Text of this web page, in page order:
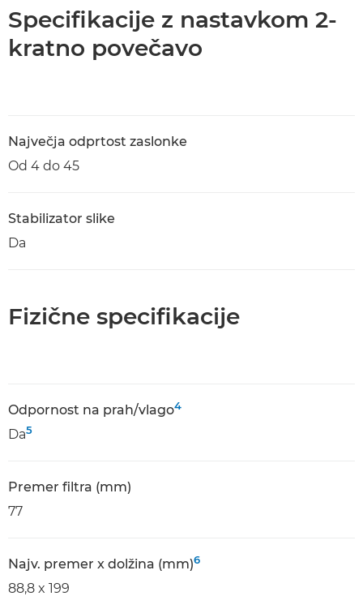
Specifikacije z nastavkom 2-
kratno povečavo
Največja odprtost zaslonke
Od 4 do 45
Stabilizator slike
Da
Fizične specifikacije
Odpornost na prah/vlago4
Da5
Premer filtra (mm)
77
Najv. premer x dolžina (mm)6
88,8 x 199